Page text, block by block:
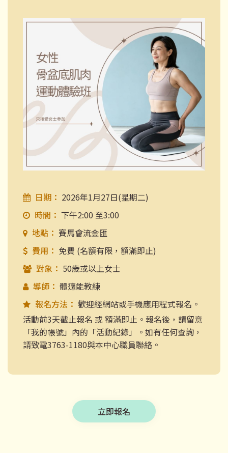
日期： 2026年1月27日(星期二)
時間： 下午2:00 至3:00
地點： 賽馬會流金匯
費用： 免費 (名額有限，額滿即止)
對象： 50歲或以上女士
導師： 體適能教練
報名方法： 歡迎經網站或手機應用程式報名。
活動前3天截止報名 或 額滿即止。報名後，請留意
「我的帳號」內的「活動紀錄」。如有任何查詢，
請致電3763-1180與本中心職員聯絡。
立即報名